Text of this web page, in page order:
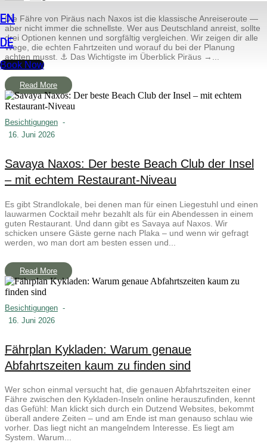
EN
DE
Book Now
Die Fähre von Piräus nach Naxos ist die klassische Anreiseroute —
aber nicht immer die schnellste. Wer aus Deutschland anreist, sollte
drei Optionen kennen und sorgfältig vergleichen. Wir zeigen dir alle
Wege, die echten Fahrtzeiten und worauf du bei der Planung
achten musst. ⚓ Das Wichtigste im Überblick Piräus →...
Read More
Besichtigungen -
16. Juni 2026
Savaya Naxos: Der beste Beach Club der Insel
– mit echtem Restaurant-Niveau
Es gibt Strandlokale, bei denen man für einen Liegestuhl und einen
lauwarmen Cocktail mehr bezahlt als für ein Abendessen in einem
guten Restaurant. Und dann gibt es Savaya auf Naxos. Wir
schicken unsere Gäste gerne nach Plaka – und wenn wir gefragt
werden, wo man dort am besten essen und...
Read More
Besichtigungen -
16. Juni 2026
Fährplan Kykladen: Warum genaue
Abfahrtszeiten kaum zu finden sind
Wer schon einmal versucht hat, die genauen Abfahrtszeiten einer
Fähre zwischen den Kykladen-Inseln online herauszufinden, kennt
das Gefühl: Man klickt sich durch ein Dutzend Websites, bekommt
überall andere Zeiten – und am Ende ist man genauso schlau wie
vorher. Das liegt nicht an mangelndem Interesse. Es liegt am
System. Warum...